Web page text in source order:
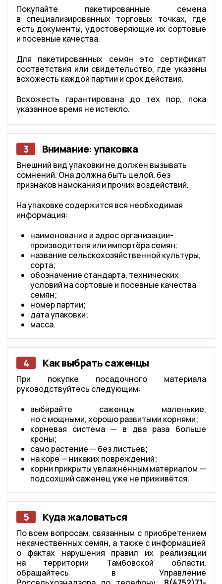
Покупайте пакетированные семена
в специализированных торговых точках, где
есть документы, удостоверяющие их сортовые
и посевные качества.
Для пакетированных семян это сертификат
соответствия или свидетельство, где указаны
всхожесть каждой партии и срок действия.
Всхожесть гарантирована до тех пор, пока
указанное время не истекло.
3 Внимание: упаковка
Внешний вид упаковки не должен вызывать
сомнений. Она должна быть целой, без
признаков намокания и прочих воздействий.
На упаковке содержится вся необходимая
информация:
наименование и адрес организации-
производителя или импортёра семян;
название сельскохозяйственной культуры,
сорта;
обозначение стандарта, технических
условий на сортовые и посевные качества
семян;
номер партии;
дата упаковки;
масса.
4 Как выбрать саженцы
При покупке посадочного материала
руководствуйтесь следующим:
выбирайте саженцы маленькие,
но с мощными, хорошо развитыми корнями;
корневая система — в два раза больше
кроны;
само растение — без листьев;
на коре — никаких повреждений;
корни прикрыты увлажнённым материалом —
подсохший саженец уже не приживётся.
5 Куда жаловаться
По всем вопросам, связанным с приобретением
некачественных семян, а также с информацией
о фактах нарушения правил их реализации
на территории Тамбовской области,
обращайтесь в Управление